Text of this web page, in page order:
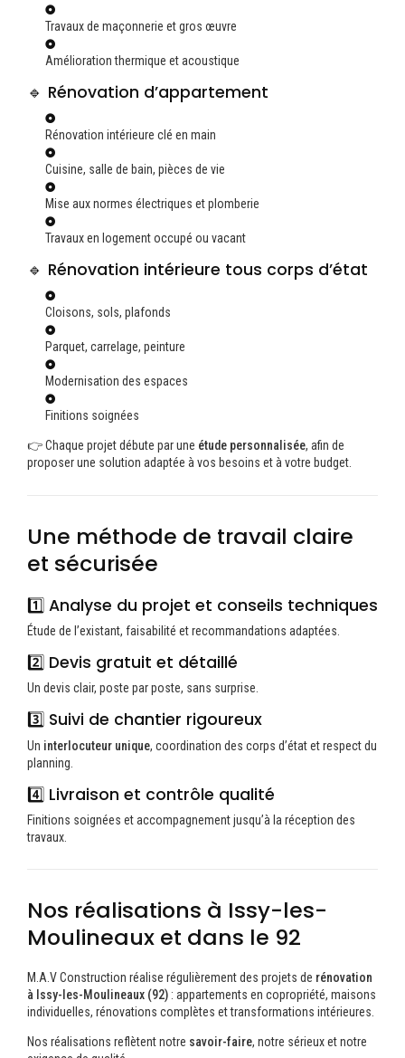
Travaux de maçonnerie et gros œuvre
Amélioration thermique et acoustique
🔹 Rénovation d’appartement
Rénovation intérieure clé en main
Cuisine, salle de bain, pièces de vie
Mise aux normes électriques et plomberie
Travaux en logement occupé ou vacant
🔹 Rénovation intérieure tous corps d’état
Cloisons, sols, plafonds
Parquet, carrelage, peinture
Modernisation des espaces
Finitions soignées
👉 Chaque projet débute par une étude personnalisée, afin de
proposer une solution adaptée à vos besoins et à votre budget.
Une méthode de travail claire
et sécurisée
1️⃣ Analyse du projet et conseils techniques
Étude de l’existant, faisabilité et recommandations adaptées.
2️⃣ Devis gratuit et détaillé
Un devis clair, poste par poste, sans surprise.
3️⃣ Suivi de chantier rigoureux
Un interlocuteur unique, coordination des corps d’état et respect du
planning.
4️⃣ Livraison et contrôle qualité
Finitions soignées et accompagnement jusqu’à la réception des
travaux.
Nos réalisations à Issy-les-
Moulineaux et dans le 92
M.A.V Construction réalise régulièrement des projets de rénovation
à Issy-les-Moulineaux (92) : appartements en copropriété, maisons
individuelles, rénovations complètes et transformations intérieures.
Nos réalisations reflètent notre savoir-faire, notre sérieux et notre